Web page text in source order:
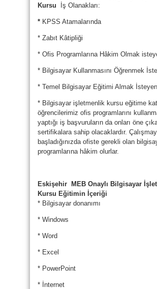
Kursu İş Olanakları:
* KPSS Atamalarında
* Zabıt Kâtipliği
* Ofis Programlarına Hâkim Olmak
* Bilgisayar Kullanmasını Öğrenmek
* Temel Bilgisayar Eğitimi Almak
* Bilgisayar işletmenlik kursu eğitime
öğrencilerimiz ofis programlarını
yaptığı iş başvuruların da onları öne
sertifikalara sahip olacaklardır.
başladığınızda ofiste gerekli olan
programlarına hâkim olurlar.
Eskişehir MEB Onaylı Bilgisayar
Kursu Eğitimin İçeriği
* Bilgisayar donanımı
* Windows
* Word
* Excel
* PowerPoint
* İnternet